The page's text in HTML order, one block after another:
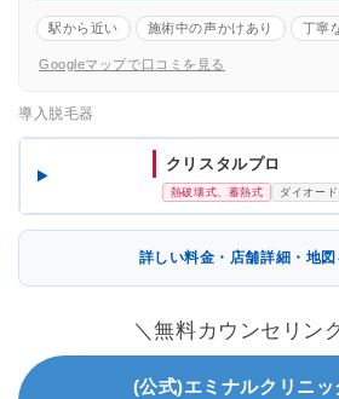
駅から近い 施術中の声かけあり 丁寧
Googleマップで口コミを見る
導入脱毛器
クリスタルプロ
熱破壊式、蓄熱式 ダイオー
詳しい料金・店舗詳細・地
＼無料カウンセリン
(公式)エミナルクリニ